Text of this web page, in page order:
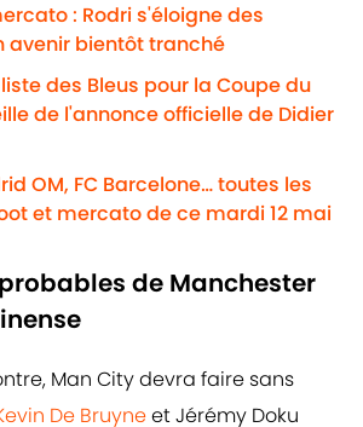
: Rodri s'éloigne des
avenir bientôt tranché
des Bleus pour la Coupe du
de l'annonce officielle de Didier
OM, FC Barcelone… toutes les
et mercato de ce mardi 12 mai
de Manchester
Man City devra faire sans
De Bruyneet Jérémy Doku